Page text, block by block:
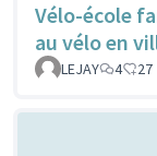
Vélo-école
au vélo en
LEJAY 4 27